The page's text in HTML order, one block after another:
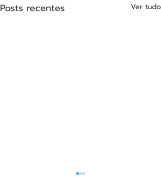
Posts recentes Ver tudo